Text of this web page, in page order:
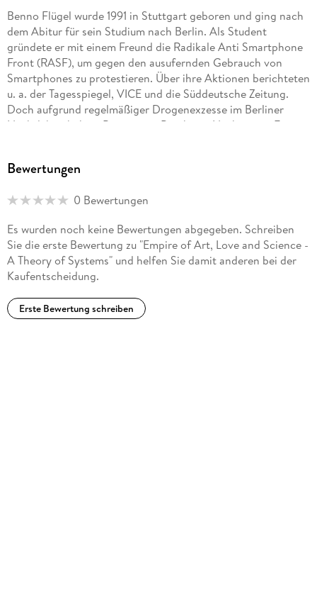
Benno Flügel wurde 1991 in Stuttgart geboren und ging nach
dem Abitur für sein Studium nach Berlin. Als Student
gründete er mit einem Freund die Radikale Anti Smartphone
Front (RASF), um gegen den ausufernden Gebrauch von
Smartphones zu protestieren. Über ihre Aktionen berichteten
u. a. der Tagesspiegel, VICE und die Süddeutsche Zeitung.
Doch aufgrund regelmäßiger Drogenexzesse im Berliner
Nachtleben bekam Benno eine Psychose. Nach einem Entzug
Welcome to América, sein Roman Wonach wir streben und
Systeme. Im Februar 2026 reaktivierte er die RASF und
Bewertungen
0 Bewertungen
Es wurden noch keine Bewertungen abgegeben. Schreiben
Sie die erste Bewertung zu "Empire of Art, Love and Science -
A Theory of Systems" und helfen Sie damit anderen bei der
Kaufentscheidung.
Erste Bewertung schreiben